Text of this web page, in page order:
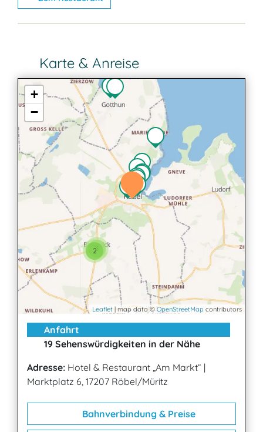
Karte & Anreise
3
2
+
−
Leaflet | map data ©OpenStreetMap contributors
Anfahrt
19 Sehenswürdigkeiten in der Nähe
Adresse: Hotel & Restaurant „Am Markt“ |
Marktplatz 6, 17207 Röbel/Müritz
Bahnverbindung & Preise